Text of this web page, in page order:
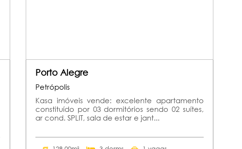
Porto Alegre
Petrópolis
Kasa imóveis vende: excelente apartamento
constituído por 03 dormitórios sendo 02 suítes,
ar cond. SPLIT, sala de estar e jant...